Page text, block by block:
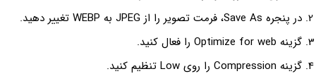
در پنجره Save As، فرمت تصویر را از JPEG به WEBP تغییر دهید.
گزینه Optimize for web را فعال کنید.
گزینه Compression را روی Low تنظیم کنید.